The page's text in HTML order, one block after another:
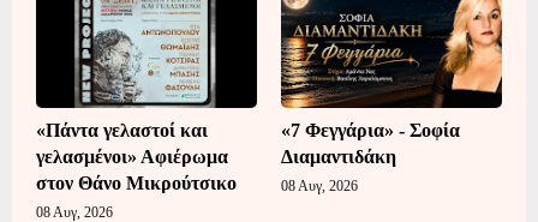
«Πάντα γελαστοί και
γελασμένοι» Αφιέρωμα
στον Θάνο Μικρούτσικο
08 Αυγ, 2026
«7 Φεγγάρια» - Σοφία
Διαμαντιδάκη
08 Αυγ, 2026